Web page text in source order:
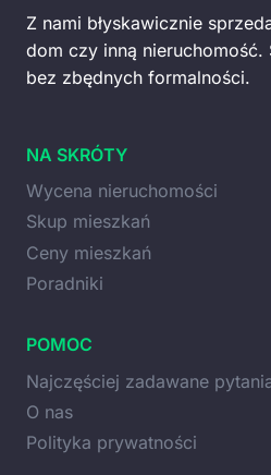
Z nami błyskawicznie
dom czy inną
bez zbędnych formalności.
NA SKRÓTY
Wycena nieruchomości
Skup mieszkań
Ceny mieszkań
Poradniki
POMOC
Najczęściej zadawane
O nas
Polityka prywatności